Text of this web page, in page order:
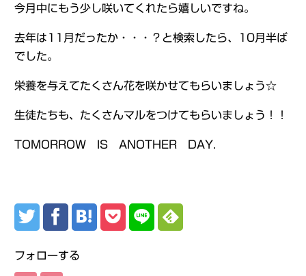
今月中にもう少し咲いてくれたら嬉しいですね。
去年は11月だったか・・・？と検索したら、10月半ば
でした。
栄養を与えてたくさん花を咲かせてもらいましょう☆
生徒たちも、たくさんマルをつけてもらいましょう！！
TOMORROW IS ANOTHER DAY.
フォローする